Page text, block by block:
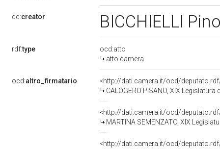
dc:creator BICCHIELLI
rdf:type
ocd:atto
atto camera
ocd:altro_firmatario
<http://dati.camera.it/ocd/
CALOGERO PISANO, XIX Legislatura
<http://dati.camera.it/ocd/
MARTINA SEMENZATO, XIX
<http://dati.camera.it/ocd/